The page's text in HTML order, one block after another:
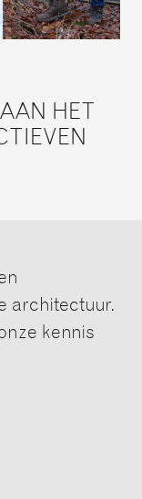
HET
architectuur.
kennis